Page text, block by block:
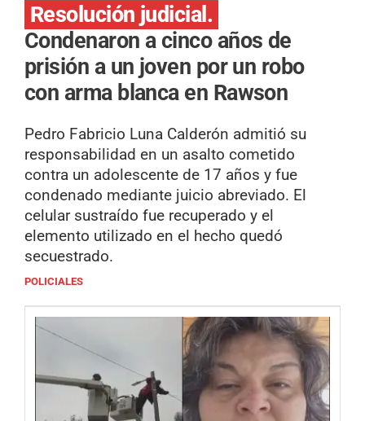
Resolución judicial.
Condenaron a cinco años de
prisión a un joven por un robo
con arma blanca en Rawson
Pedro Fabricio Luna Calderón admitió su
responsabilidad en un asalto cometido
contra un adolescente de 17 años y fue
condenado mediante juicio abreviado. El
celular sustraído fue recuperado y el
elemento utilizado en el hecho quedó
secuestrado.
POLICIALES